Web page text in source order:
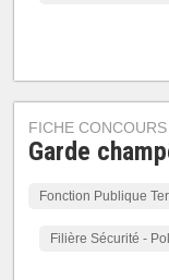
FICHE CONCOURS
Garde
Fonction Publique
Filière Sécurité -